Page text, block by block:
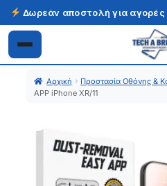
Δωρεάν αποστολή για
Απευθείας
μετάβαση
Μετάβαση
σε
περιεχόμενο
Αρχική Προστασία Οθόνης &
APP iPhone XR/11